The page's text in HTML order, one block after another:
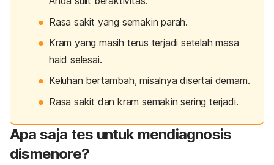
Rasa sakit yang semakin parah.
Kram yang masih terus terjadi setelah masa
haid selesai.
Keluhan bertambah, misalnya disertai demam.
Rasa sakit dan kram semakin sering terjadi.
Apa saja tes untuk mendiagnosis
dismenore?